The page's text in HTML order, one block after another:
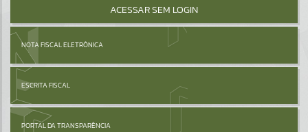
ACESSAR SEM LOGIN
NOTA FISCAL ELETRÔNICA
ESCRITA FISCAL
PORTAL DA TRANSPARÊNCIA